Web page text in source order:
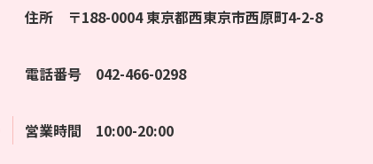
住所 〒188-0004 東京都西東京市西原町4-2-8
電話番号 042-466-0298
営業時間 10:00-20:00